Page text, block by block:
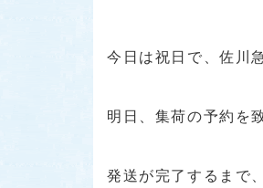
今日は祝日で、佐川
明日、集荷の予約を
発送が完了するまで